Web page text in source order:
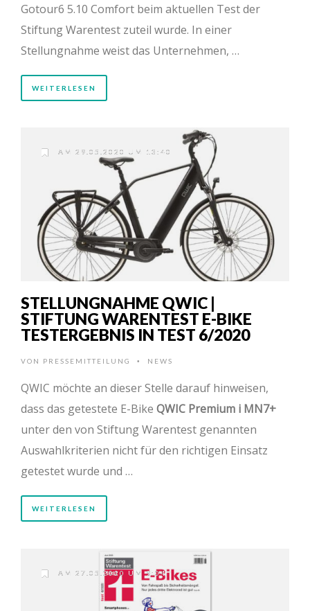
Gotour6 5.10 Comfort beim aktuellen Test der
Stiftung Warentest zuteil wurde. In einer
Stellungnahme weist das Unternehmen, …
WEITERLESEN
AM 29.05.2020 UM 13:40
STELLUNGNAHME QWIC |
STIFTUNG WARENTEST E-BIKE
TESTERGEBNIS IN TEST 6/2020
VON PRESSEMITTEILUNG • NEWS
QWIC möchte an dieser Stelle darauf hinweisen,
dass das getestete E-Bike QWIC Premium i MN7+
unter den von Stiftung Warentest genannten
Auswahlkriterien nicht für den richtigen Einsatz
getestet wurde und …
WEITERLESEN
AM 27.05.2020 UM 9:04